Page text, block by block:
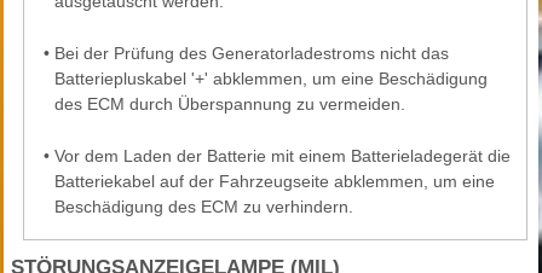
• Bei der Prüfung des Generatorladestroms nicht das
Batteriepluskabel '+' abklemmen, um eine Beschädigung
des ECM durch Überspannung zu vermeiden.
• Vor dem Laden der Batterie mit einem Batterieladegerät die
Batteriekabel auf der Fahrzeugseite abklemmen, um eine
Beschädigung des ECM zu verhindern.
STÖRUNGSANZEIGELAMPE (MIL)